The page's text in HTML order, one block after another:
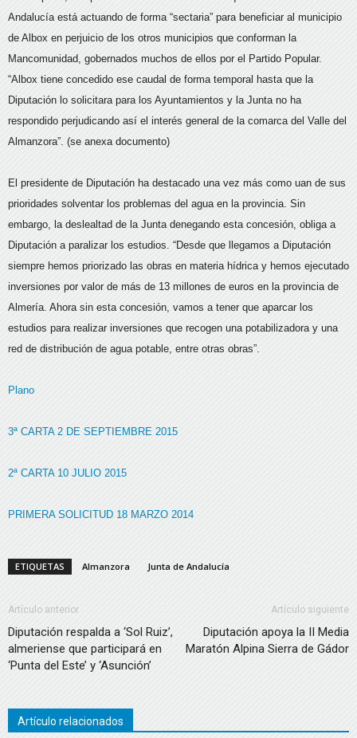
Andalucía está actuando de forma “sectaria” para beneficiar al municipio
de Albox en perjuicio de los otros municipios que conforman la
Mancomunidad, gobernados muchos de ellos por el Partido Popular.
“Albox tiene concedido ese caudal de forma temporal hasta que la
Diputación lo solicitara para los Ayuntamientos y la Junta no ha
respondido perjudicando así el interés general de la comarca del Valle del
Almanzora”. (se anexa documento)
El presidente de Diputación ha destacado una vez más como uan de sus
prioridades solventar los problemas del agua en la provincia. Sin
embargo, la deslealtad de la Junta denegando esta concesión, obliga a
Diputación a paralizar los estudios. “Desde que llegamos a Diputación
siempre hemos priorizado las obras en materia hídrica y hemos ejecutado
inversiones por valor de más de 13 millones de euros en la provincia de
Almería. Ahora sin esta concesión, vamos a tener que aparcar los
estudios para realizar inversiones que recogen una potabilizadora y una
red de distribución de agua potable, entre otras obras”.
Plano
3ª CARTA 2 DE SEPTIEMBRE 2015
2ª CARTA 10 JULIO 2015
PRIMERA SOLICITUD 18 MARZO 2014
ETIQUETAS Almanzora Junta de Andalucía
Artículo anterior
Diputación respalda a ‘Sol Ruiz’,
almeriense que participará en
‘Punta del Este’ y ‘Asunción’
Artículo siguiente
Diputación apoya la II Media
Maratón Alpina Sierra de Gádor
Artículo relacionados